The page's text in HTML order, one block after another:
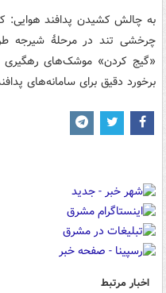
به چالش کشیدن پدافند هوایی:
چرخشی تند در مرحلهٔ شیرجه
«گیج کردن» موشک‌های رهگیری
برخورد دقیق برای سامانه‌های
اخبار مرتبط